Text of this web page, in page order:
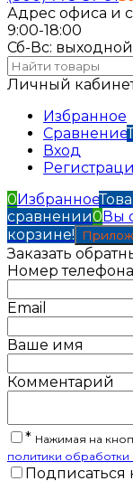
Адрес офиса и
9:00-18:00
Сб-Вс: выходной
Личный
Избранное
Сравнение
Вход
0 Избранное
сравнении0 Вы
корзине!
Заказать
Номер
Email
Ваше имя
Комментарий
* Нажимая на
политики